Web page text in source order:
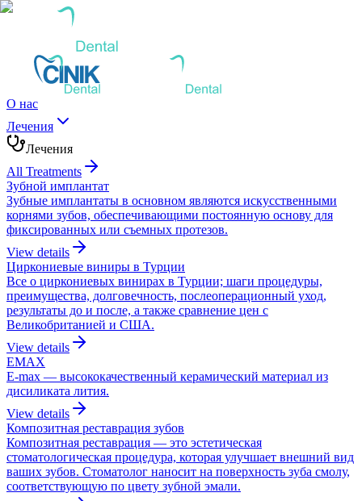
О нас
Лечения
Лечения
All Treatments
Зубной имплантат
Зубные имплантаты в основном являются искусственными
корнями зубов, обеспечивающими постоянную основу для
фиксированных или съемных протезов.
View details
Циркониевые виниры в Турции
Все о циркониевых винирах в Турции; шаги процедуры,
преимущества, долговечность, послеоперационный уход,
результаты до и после, а также сравнение цен с
Великобританией и США.
View details
EMAX
E-max — высококачественный керамический материал из
дисиликата лития.
View details
Композитная реставрация зубов
Композитная реставрация — это эстетическая
стоматологическая процедура, которая улучшает внешний вид
ваших зубов. Стоматолог наносит на поверхность зуба смолу,
соответствующую по цвету зубной эмали.